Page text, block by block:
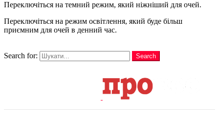
Переключіться на темний режим, який ніжніший для очей.
Переключіться на режим освітлення, який буде більш
приємним для очей в денний час.
Search for:
Search